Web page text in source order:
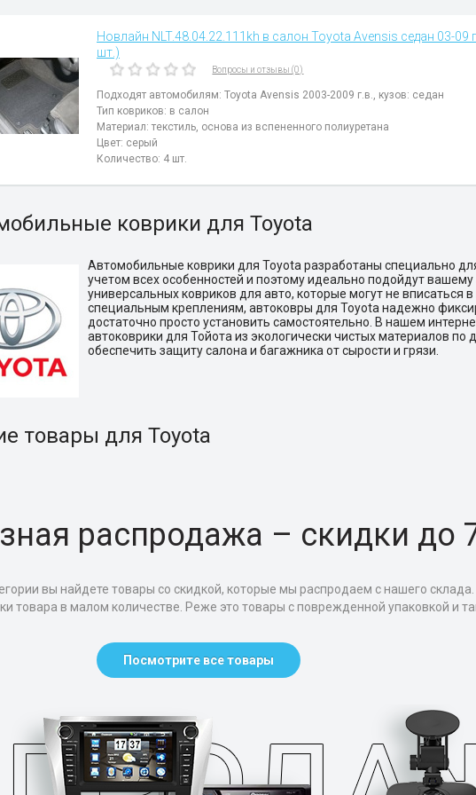
Новлайн NLT.48.04.22.111kh в салон Toyota Avensis седан 03-09
шт.)
Вопросы и отзывы (0)
Подходят автомобилям: Toyota Avensis 2003-2009 г.в., кузов: седан
Тип ковриков: в салон
Материал: текстиль, основа из вспененного полиуретана
Цвет: серый
Количество: 4 шт.
коврики для Toyota
Автомобильные коврики для Toyota разработаны специально
учетом всех особенностей и поэтому идеально подойдут
универсальных ковриков для авто, которые могут не вписаться
специальным креплениям, автоковры для Toyota надежно
достаточно просто установить самостоятельно. В нашем
автоковрики для Тойота из экологически чистых материалов
обеспечить защиту салона и багажника от сырости и грязи.
товары для Toyota
распродажа – скидки до
вы найдете товары со скидкой, которые мы распродаем с нашего склада.
товара в малом количестве. Реже это товары с поврежденной упаковкой и
Посмотрите все товары